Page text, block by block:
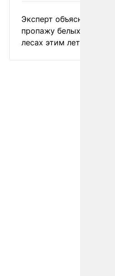
Эксперт объяснил
пропажу белых грибов
лесах этим летом